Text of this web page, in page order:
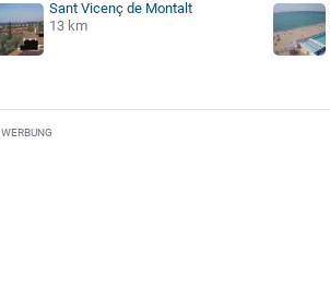
Sant Vicenç de Montalt
13 km
WERBUNG